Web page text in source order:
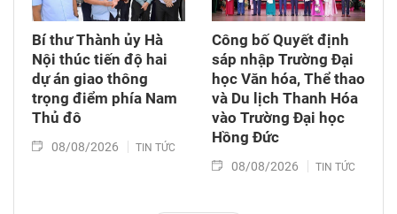
Bí thư Thành ủy Hà
Nội thúc tiến độ hai
dự án giao thông
trọng điểm phía Nam
Thủ đô
08/08/2026 TIN TỨC
Công bố Quyết định
sáp nhập Trường Đại
học Văn hóa, Thể thao
và Du lịch Thanh Hóa
vào Trường Đại học
Hồng Đức
08/08/2026 TIN TỨC